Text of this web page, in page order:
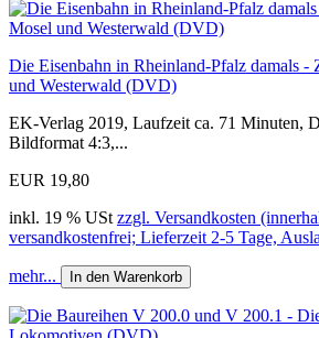
Die Eisenbahn in Rheinland-Pfalz damals -
und Westerwald (DVD)
EK-Verlag 2019, Laufzeit ca. 71 Minuten,
Bildformat 4:3,...
EUR 19,80
inkl. 19 % USt zzgl. Versandkosten
versandkostenfrei; Lieferzeit 2-5 Tage,
mehr... In den Warenkorb